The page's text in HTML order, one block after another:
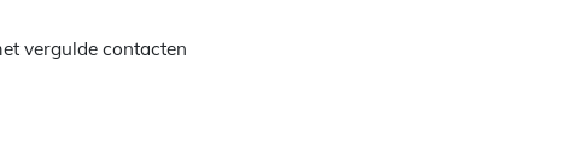
vergulde contacten